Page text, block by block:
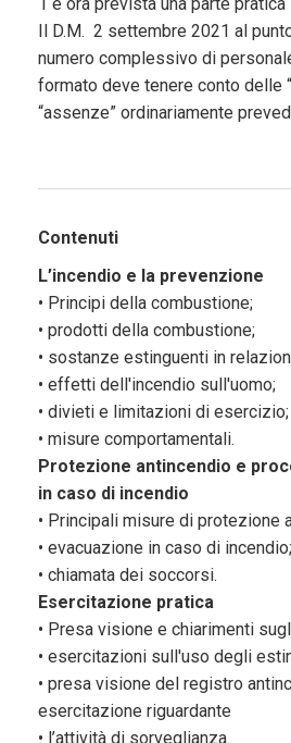
Il D.M. 2 settembre 2021 al
numero complessivo di
formato deve tenere conto delle
“assenze” ordinariamente
Contenuti
L’incendio e la prevenzione
• Principi della combustione;
• prodotti della combustione;
• sostanze estinguenti in
• effetti dell'incendio sull'uomo;
• divieti e limitazioni di esercizio;
• misure comportamentali.
Protezione antincendio e
in caso di incendio
• Principali misure di protezione
• evacuazione in caso di incendio;
• chiamata dei soccorsi.
Esercitazione pratica
• Presa visione e chiarimenti
• esercitazioni sull'uso degli
• presa visione del registro
esercitazione riguardante
• l’attività di sorveglianza.